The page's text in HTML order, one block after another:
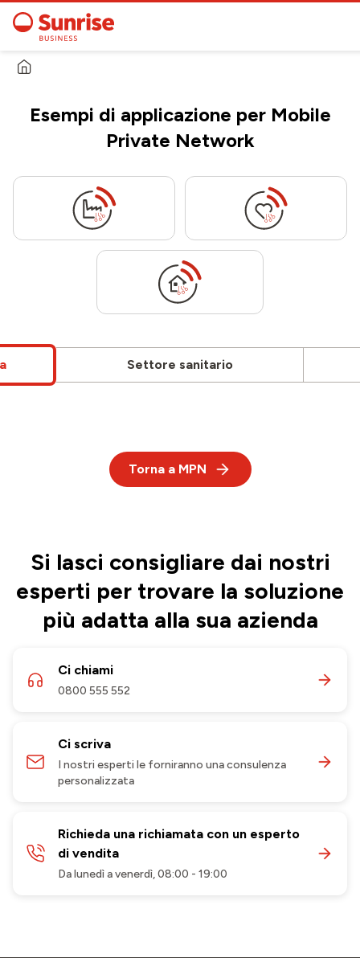
Esempi di applicazione per Mobile
Private Network
Settore sanitario
Torna a MPN
Si lasci consigliare dai nostri
esperti per trovare la soluzione
più adatta alla sua azienda
Ci chiami
0800 555 552
Ci scriva
I nostri esperti le forniranno una consulenza
personalizzata
Richieda una richiamata con un esperto
di vendita
Da lunedì a venerdì, 08:00 - 19:00